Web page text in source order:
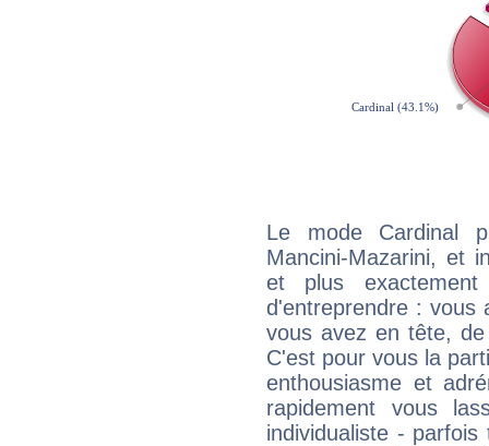
Le mode Cardinal
Mancini-Mazarini, et
et plus
d'entreprendre :
vous avez en tête,
C'est pour vous la
enthousiasme et
rapidement vous
individualiste -